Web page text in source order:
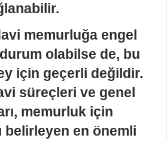
memurluğa engel
olabilse de, bu
için geçerli değildir.
süreçleri ve genel
memurluk için
belirleyen en önemli